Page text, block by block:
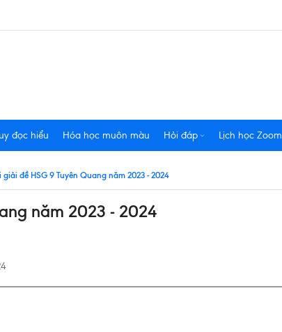
đọc hiểu Hóa học muôn màu Hỏi đáp Lịch học Zoom
giải đề HSG 9 Tuyên Quang năm 2023 - 2024
năm 2023 - 2024